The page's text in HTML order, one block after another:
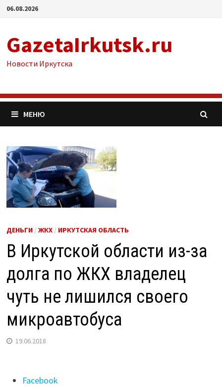
Перейти
06.08.2026
GazetaIrkutsk.ru
Новости Иркутска
МЕНЮ
ДЕНЬГИ/ ЖКХ/ ИРКУТСКАЯ ОБЛАСТЬ
В Иркутской области из-за
долга по ЖКХ владелец
чуть не лишился своего
микроавтобуса
19.06.2018
Поделиться
Facebook